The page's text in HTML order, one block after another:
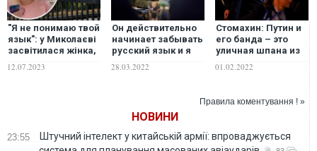
"Я не понимаю твой
язык": у Миколаєві
засвітилася жінка,
"русскій мір".
12.07.2023
Он действительно
начинает забывать
русский язык и я
Ян Валетов об
28.03.2022
Стомахин: Путин и
его банда – это
уличная шпана из
говорить с ними
для гопоты
01.02.2022
Правила коментування ! »
НОВИНИ
23:55
Штучний інтелект у китайській армії: впроваджується